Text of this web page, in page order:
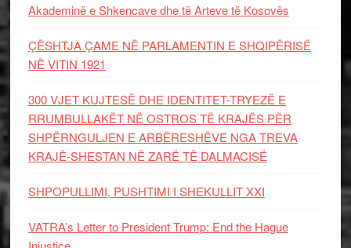
Akademinë e Shkencave dhe të Arteve të Kosovës
ÇËSHTJA ÇAME NË PARLAMENTIN E SHQIPËRISË
NË VITIN 1921
300 VJET KUJTESË DHE IDENTITET-TRYEZË E
RRUMBULLAKËT NË OSTROS TË KRAJËS PËR
SHPËRNGULJEN E ARBËRESHËVE NGA TREVA
KRAJË-SHESTAN NË ZARË TË DALMACISË
SHPOPULLIMI, PUSHTIMI I SHEKULLIT XXI
VATRA’s Letter to President Trump: End the Hague